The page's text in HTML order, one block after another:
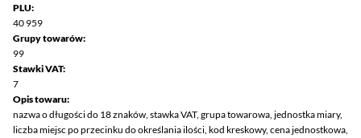
PLU:
40 959
Grupy towarów:
99
Stawki VAT:
7
Opis towaru:
nazwa o długości do 18 znaków, stawka VAT, grupa towarowa, jednostka miary,
liczba miejsc po przecinku do określania ilości, kod kreskowy, cena jednostkowa,